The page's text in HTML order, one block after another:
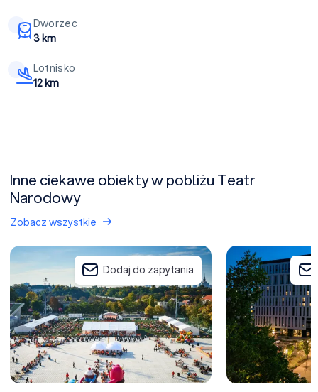
Dworzec
3 km
Lotnisko
12 km
Inne ciekawe obiekty w pobliżu Teatr
Narodowy
Zobacz wszystkie
Warsaw Experience Center
Dodaj do zapytania
Focus Hotel